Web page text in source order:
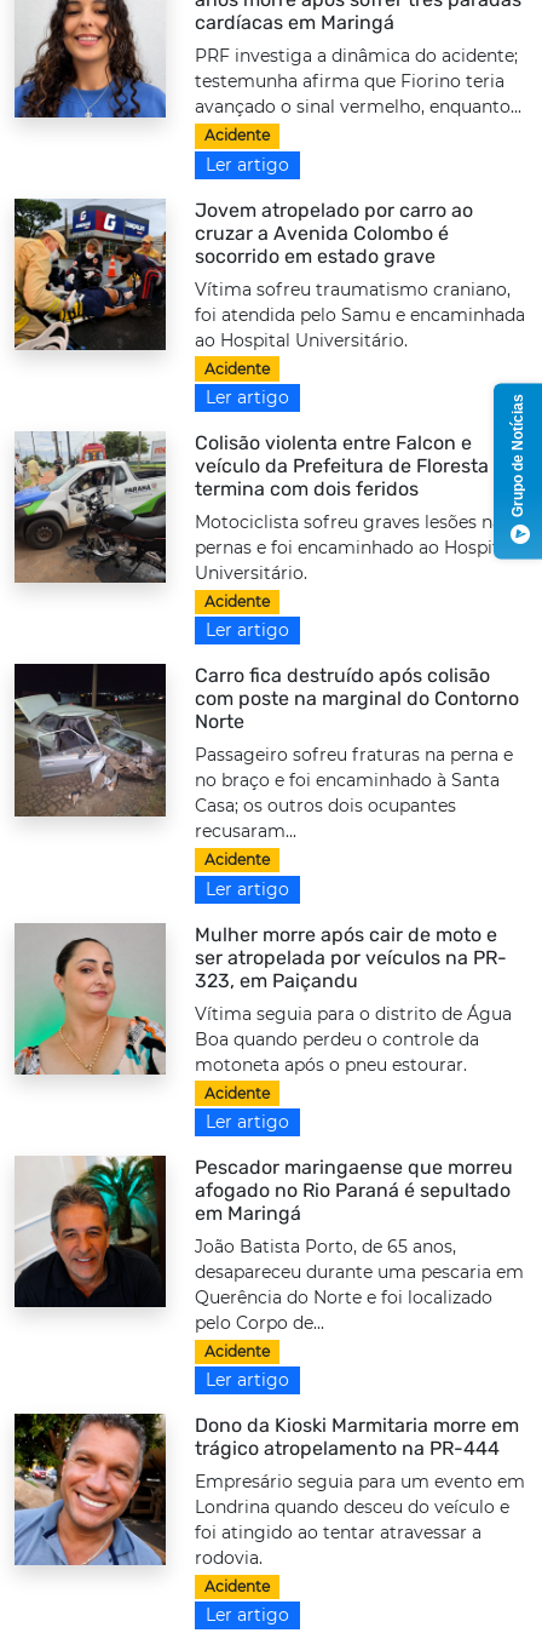
cardíacas em Maringá
PRF investiga a dinâmica do acidente;
testemunha afirma que Fiorino teria
avançado o sinal vermelho, enquanto...
Acidente
Ler artigo
Jovem atropelado por carro ao
cruzar a Avenida Colombo é
socorrido em estado grave
Vítima sofreu traumatismo craniano,
foi atendida pelo Samu e encaminhada
ao Hospital Universitário.
Acidente
Ler artigo
Colisão violenta entre Falcon e
veículo da Prefeitura de Floresta
termina com dois feridos
Motociclista sofreu graves lesões nas
pernas e foi encaminhado ao Hospital
Universitário.
Acidente
Ler artigo
Carro fica destruído após colisão
com poste na marginal do Contorno
Norte
Passageiro sofreu fraturas na perna e
no braço e foi encaminhado à Santa
Casa; os outros dois ocupantes
recusaram...
Acidente
Ler artigo
Mulher morre após cair de moto e
ser atropelada por veículos na PR-
323, em Paiçandu
Vítima seguia para o distrito de Água
Boa quando perdeu o controle da
motoneta após o pneu estourar.
Acidente
Ler artigo
Pescador maringaense que morreu
afogado no Rio Paraná é sepultado
em Maringá
João Batista Porto, de 65 anos,
desapareceu durante uma pescaria em
Querência do Norte e foi localizado
pelo Corpo de...
Acidente
Ler artigo
Dono da Kioski Marmitaria morre em
trágico atropelamento na PR-444
Empresário seguia para um evento em
Londrina quando desceu do veículo e
foi atingido ao tentar atravessar a
rodovia.
Acidente
Ler artigo
Grupo de Notícias